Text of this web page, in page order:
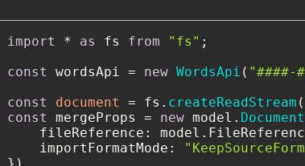
import * as fs from "fs" ;
const
wordsApi = new WordsApi ( "####-
const
document = fs. createReadStream (
const
mergeProps = new model.
fileReference : model.
importFormatMode :